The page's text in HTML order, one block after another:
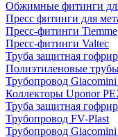
Обжимные фитинги
Пресс фитинги для
Пресс-фитинги Tiemme
Пресс-фитинги Valtec
Труба защитная
Полиэтиленовые
Трубопровод
Коллекторы Uponor
Труба защитная
Трубопровод FV-Plast
Трубопровод